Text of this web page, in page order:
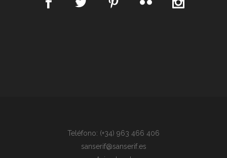
Teléfono: (+34) 963 466 406
sanserif@sanserif.es